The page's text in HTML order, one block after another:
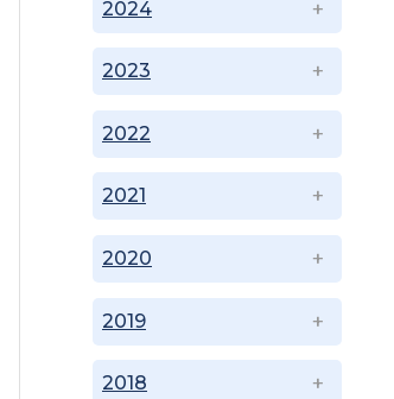
2018
2019
2020
2021
2022
2023
2024